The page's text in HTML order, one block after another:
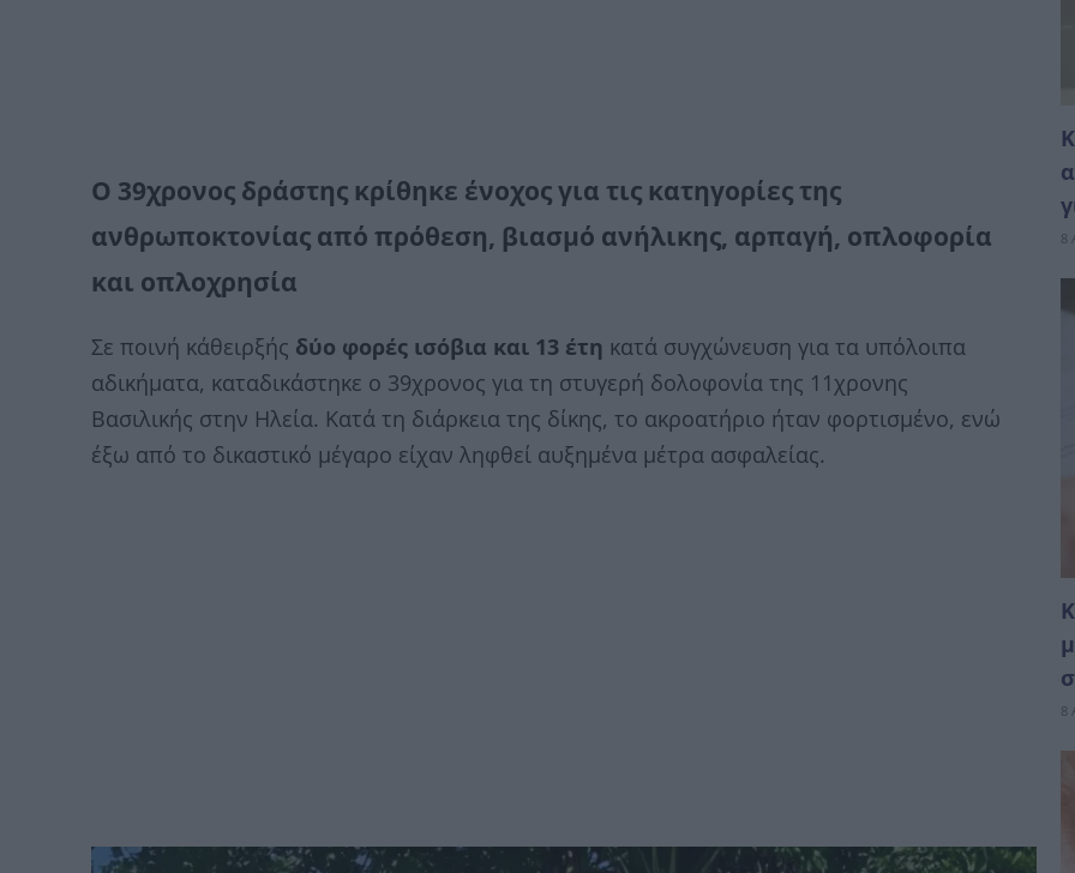
Ο 39χρονος δράστης κρίθηκε ένοχος για τις κατηγορίες της
ανθρωποκτονίας από πρόθεση, βιασμό ανήλικης, αρπαγή, οπλοφορία
και οπλοχρησία
Σε ποινή κάθειρξής δύο φορές ισόβια και 13 έτη κατά συγχώνευση για τα υπόλοιπα
αδικήματα, καταδικάστηκε ο 39χρονος για τη στυγερή δολοφονία της 11χρονης
Βασιλικής στην Ηλεία. Κατά τη διάρκεια της δίκης, το ακροατήριο ήταν φορτισμένο, ενώ
έξω από το δικαστικό μέγαρο είχαν ληφθεί αυξημένα μέτρα ασφαλείας.
8
8